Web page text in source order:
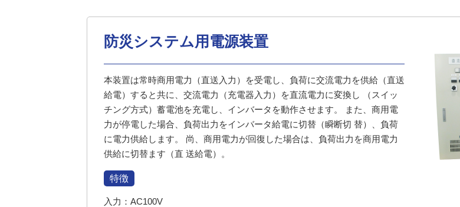
防災システム用電源装置
本装置は常時商用電力（直送入力）を受電し、負荷に交流電力を供給（直送
給電）すると共に、交流電力（充電器入力）を直流電力に変換し （スイッ
チング方式）蓄電池を充電し、インバータを動作させます。 また、商用電
力が停電した場合、負荷出力をインバータ給電に切替（瞬断切 替）、負荷
に電力供給します。 尚、商用電力が回復した場合は、負荷出力を商用電力
供給に切替ます（直 送給電）。
特徴
入力：AC100V